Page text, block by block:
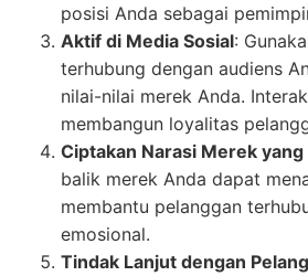
posisi Anda sebagai
Aktif di Media Sosial:
terhubung dengan audiens
nilai-nilai merek Anda.
membangun loyalitas
Ciptakan Narasi Merek
balik merek Anda dapat
membantu pelanggan
emosional.
Tindak Lanjut dengan